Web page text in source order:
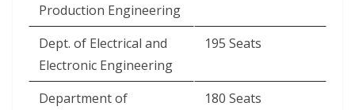
Production Engineering
Dept. of Electrical and
Electronic Engineering
195 Seats
Department of
180 Seats